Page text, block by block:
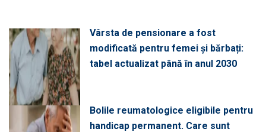
Vârsta de pensionare a fost
modificată pentru femei și bărbați:
tabel actualizat până în anul 2030
Bolile reumatologice eligibile pentru
handicap permanent. Care sunt